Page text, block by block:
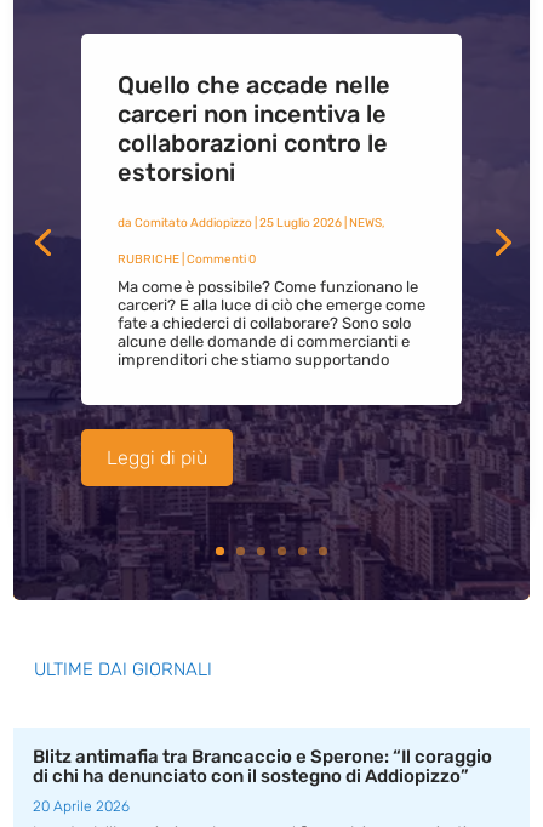
Quello che accade nelle
carceri non incentiva le
collaborazioni contro le
estorsioni
da Comitato Addiopizzo| 25 Luglio 2026| NEWS,
RUBRICHE| Commenti 0
Ma come è possibile? Come funzionano le
carceri? E alla luce di ciò che emerge come
fate a chiederci di collaborare? Sono solo
alcune delle domande di commercianti e
imprenditori che stiamo supportando
Leggi di più
ULTIME DAI GIORNALI
Blitz antimafia tra Brancaccio e Sperone: “Il coraggio
di chi ha denunciato con il sostegno di Addiopizzo”
20 Aprile 2026